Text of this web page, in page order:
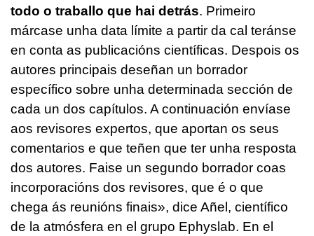
todo o traballo que hai detrás. Primeiro
márcase unha data límite a partir da cal teránse
en conta as publicacións científicas. Despois os
autores principais deseñan un borrador
específico sobre unha determinada sección de
cada un dos capítulos. A continuación envíase
aos revisores expertos, que aportan os seus
comentarios e que teñen que ter unha resposta
dos autores. Faise un segundo borrador coas
incorporacións dos revisores, que é o que
chega ás reunións finais», dice Añel, científico
de la atmósfera en el grupo Ephyslab. En el